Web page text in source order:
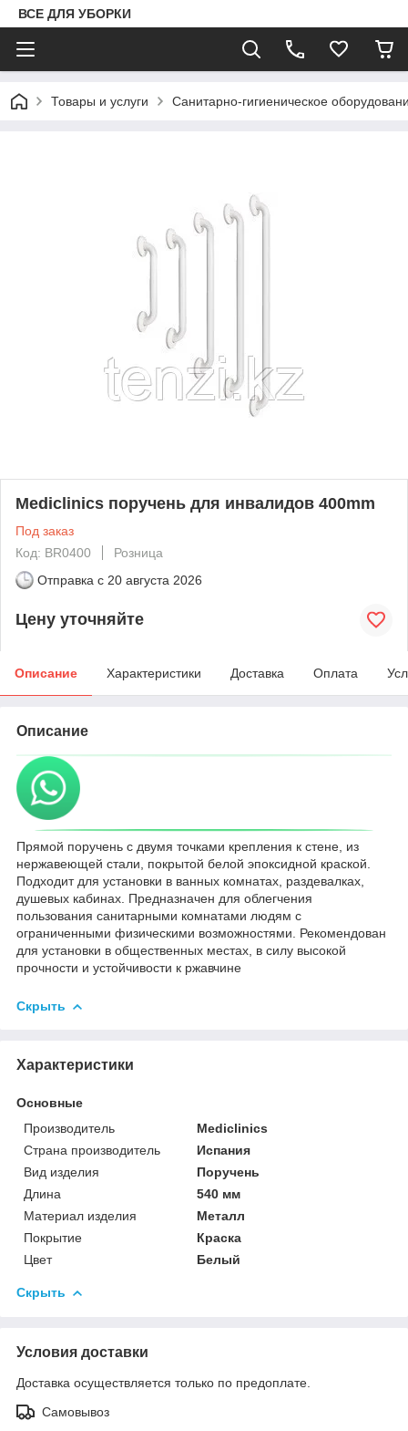
ВСЕ ДЛЯ УБОРКИ
Товары и услуги Санитарно-гигиеническое
Mediclinics поручень для инвалидов 400mm
Под заказ
Код: BR0400
Розница
Отправка с 20 августа 2026
Цену уточняйте
Описание Характеристики Доставка Оплата
Описание
Прямой поручень с двумя точками крепления к стене, из
нержавеющей стали, покрытой белой эпоксидной краской.
Подходит для установки в ванных комнатах, раздевалках,
душевых кабинах. Предназначен для облегчения
пользования санитарными комнатами людям с
ограниченными физическими возможностями. Рекомендован
для установки в общественных местах, в силу высокой
прочности и устойчивости к ржавчине
Скрыть
Характеристики
Основные
Производитель
Mediclinics
Страна производитель
Испания
Вид изделия
Поручень
Длина
540 мм
Материал изделия
Металл
Покрытие
Краска
Цвет
Белый
Скрыть
Условия доставки
Доставка осуществляется только по предоплате.
Самовывоз